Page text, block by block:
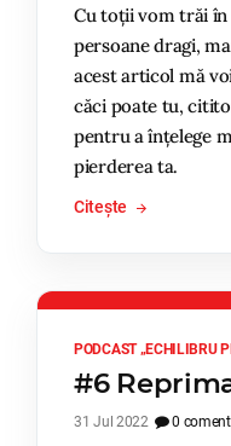
Cu toții vom trăi în
persoane dragi,
acest articol mă
căci poate tu,
pentru a înțelege
pierderea ta.
Citește
PODCAST „ECHILIBRU
#6
31 Jul 2022 0